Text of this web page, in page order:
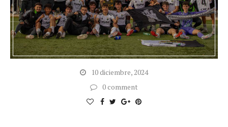
10 diciembre, 2024
0 comment